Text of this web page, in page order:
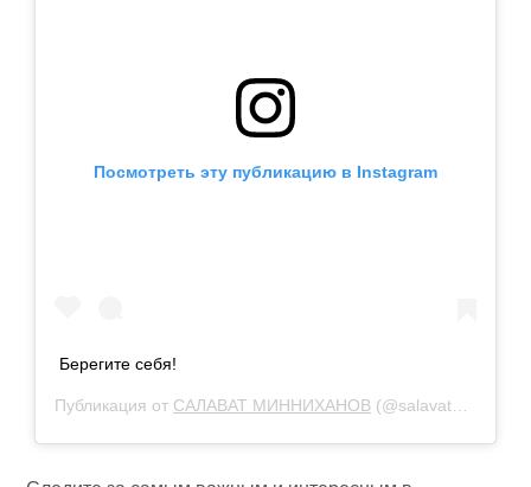
Посмотреть эту публикацию в Instagram
Берегите себя!
Публикация от САЛАВАТ МИННИХАНОВ (@salavat_minnikhanov)